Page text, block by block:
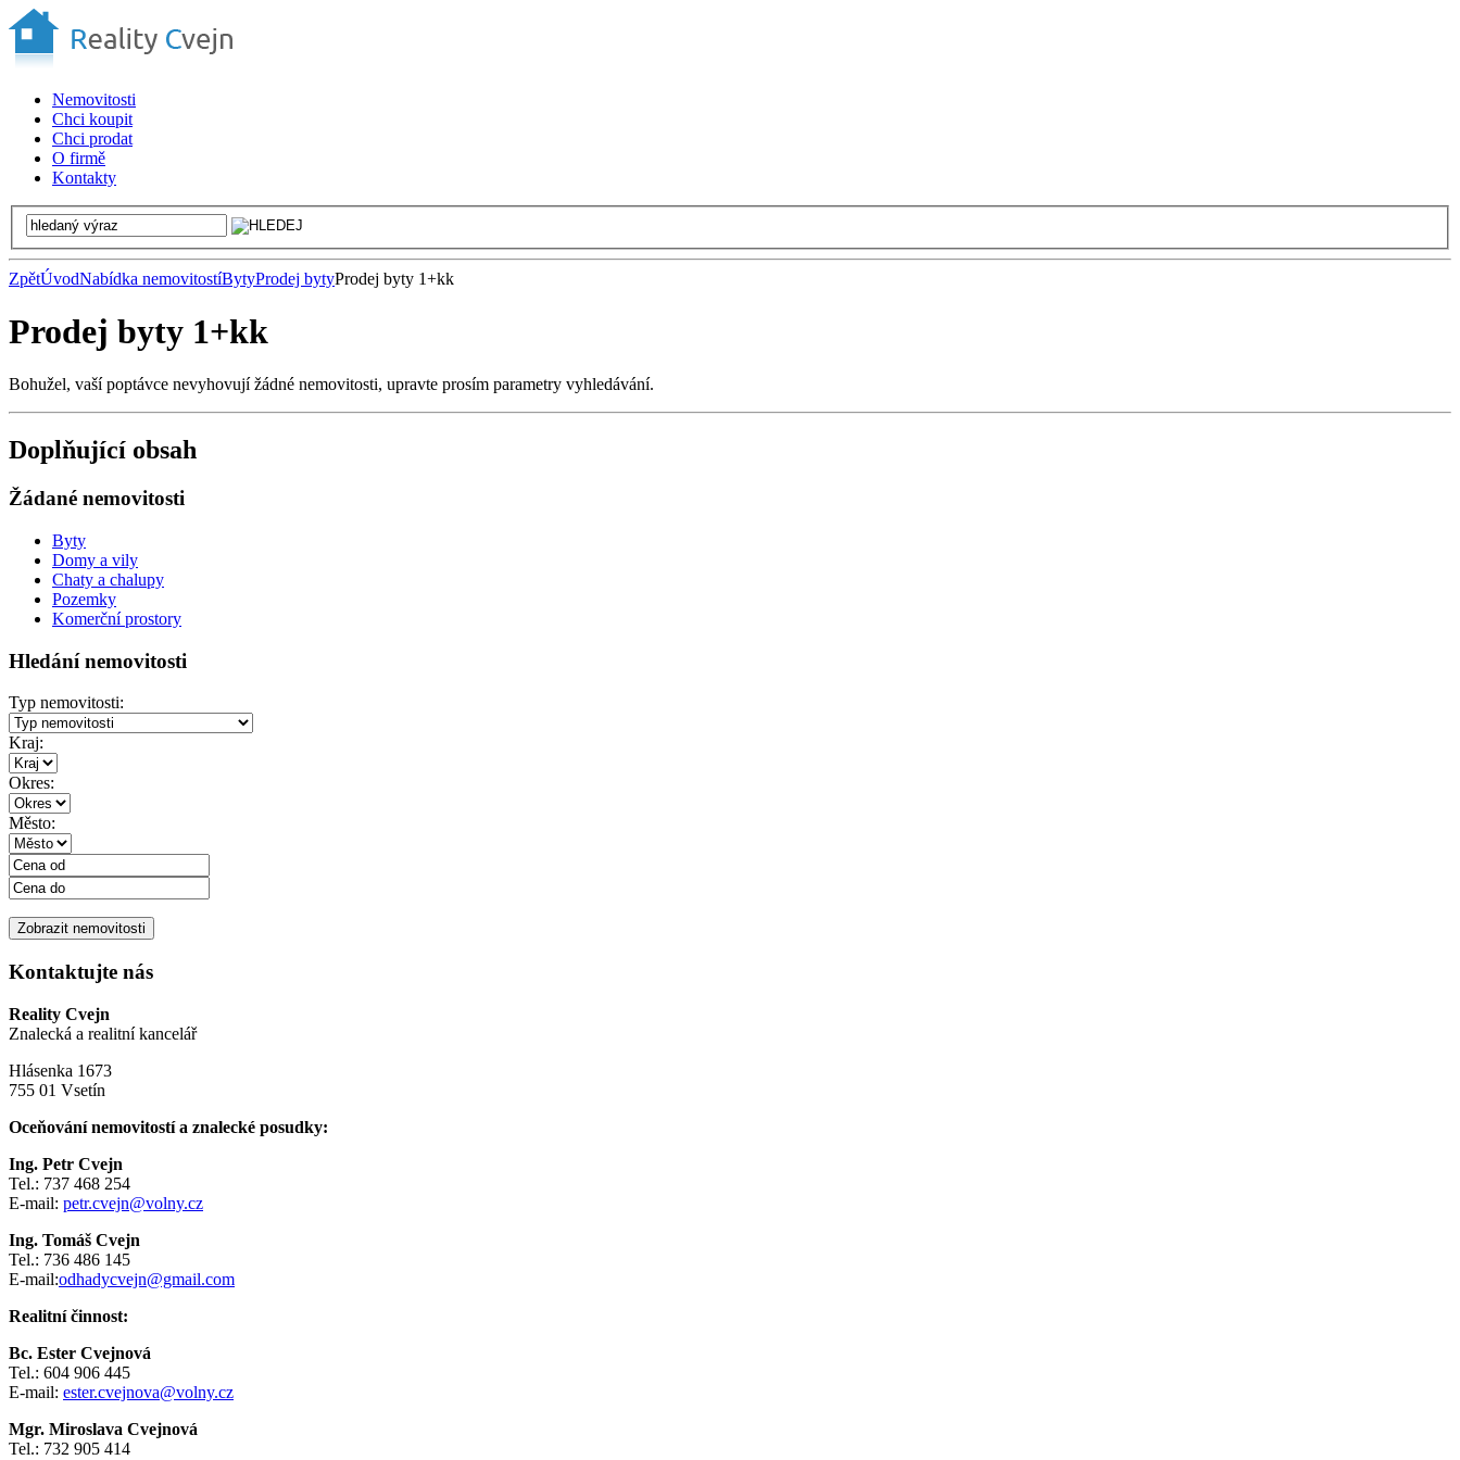
Nemovitosti
Chci koupit
Chci prodat
O firmě
Kontakty
ZpětÚvodNabídka nemovitostíBytyProdej bytyProdej byty 1+kk
Prodej byty 1+kk
Bohužel, vaší poptávce nevyhovují žádné nemovitosti, upravte prosím parametry vyhledávání.
Doplňující obsah
Žádané nemovitosti
Byty
Domy a vily
Chaty a chalupy
Pozemky
Komerční prostory
Hledání nemovitosti
Typ nemovitosti:
Kraj:
Okres:
Město:
Kontaktujte nás
Reality Cvejn
Znalecká a realitní kancelář
Hlásenka 1673
755 01 Vsetín
Oceňování nemovitostí a znalecké posudky:
Ing. Petr Cvejn
Tel.: 737 468 254
E-mail: petr.cvejn@volny.cz
Ing. Tomáš Cvejn
Tel.: 736 486 145
E-mail:odhadycvejn@gmail.com
Realitní činnost:
Bc. Ester Cvejnová
Tel.: 604 906 445
E-mail: ester.cvejnova@volny.cz
Mgr. Miroslava Cvejnová
Tel.: 732 905 414